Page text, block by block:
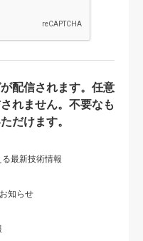
配信されます。任意
れません。不要なも
だけます。
最新技術情報
知らせ